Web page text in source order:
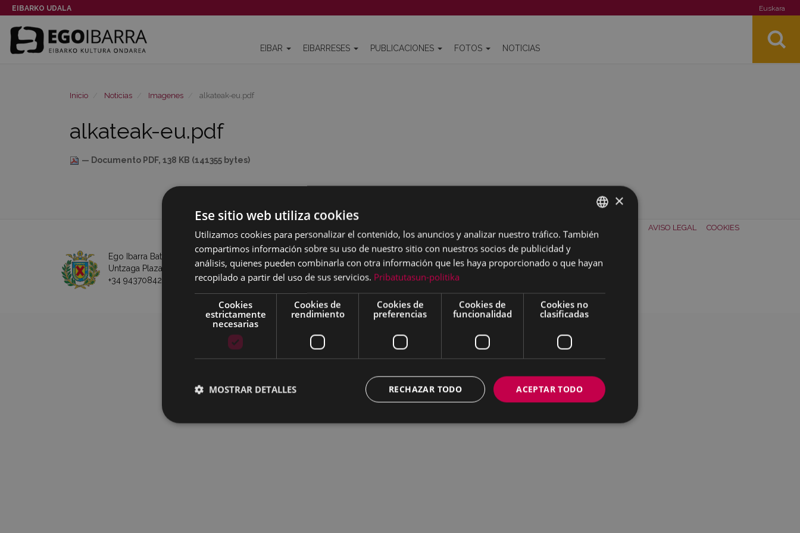
EIBARKO UDALA Euskara
EIBAR EIBARRESES PUBLICACIONES FOTOS NOTICIAS
Inicio Noticias Imagenes alkateak-eu.pdf
alkateak-eu.pdf
— Documento PDF, 138 KB (141355 bytes)
AVISO LEGAL COOKIES
Ego Ibarra Batzordea - Eibarko Udala
Untzaga Plaza - 20600 Eibar
+34 943708421 -
e-mail
BASQUE
×
Ese sitio web utiliza cookies
Utilizamos cookies para personalizar el contenido, los anuncios y analizar nuestro tráfico. También
compartimos información sobre su uso de nuestro sitio con nuestros socios de publicidad y
análisis, quienes pueden combinarla con otra información que les haya proporcionado o que hayan
recopilado a partir del uso de sus servicios. Pribatutasun-politika
Cookies
estrictamente
necesarias
Cookies de
rendimiento
Cookies de
preferencias
Cookies de
funcionalidad
Cookies no
clasificadas
ACEPTAR TODO
RECHAZAR TODO
MOSTRAR DETALLES